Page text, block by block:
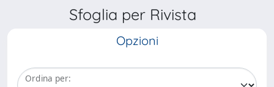
Sfoglia per Rivista
Opzioni
Ordina per: